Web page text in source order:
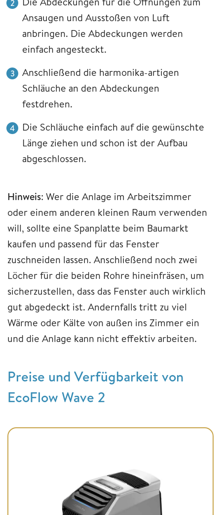
Ansaugen und Ausstoßen von Luft
anbringen. Die Abdeckungen werden
einfach angesteckt.
Anschließend die harmonika-artigen
Schläuche an den Abdeckungen
festdrehen.
Die Schläuche einfach auf die gewünschte
Länge ziehen und schon ist der Aufbau
abgeschlossen.
Hinweis: Wer die Anlage im Arbeitszimmer
oder einem anderen kleinen Raum verwenden
will, sollte eine Spanplatte beim Baumarkt
kaufen und passend für das Fenster
zuschneiden lassen. Anschließend noch zwei
Löcher für die beiden Rohre hineinfräsen, um
sicherzustellen, dass das Fenster auch wirklich
gut abgedeckt ist. Andernfalls tritt zu viel
Wärme oder Kälte von außen ins Zimmer ein
und die Anlage kann nicht effektiv arbeiten.
Preise und Verfügbarkeit von
EcoFlow Wave 2